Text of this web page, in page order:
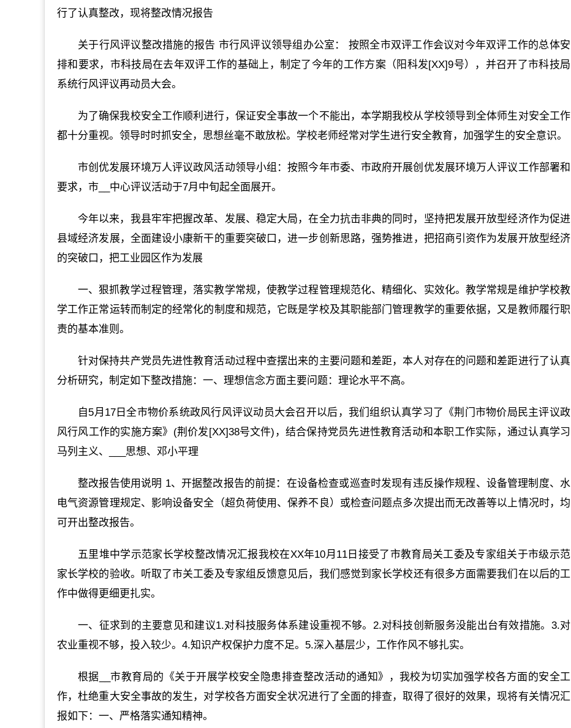
行了认真整改，现将整改情况报告
关于行风评议整改措施的报告 市行风评议领导组办公室： 按照全市双评工作会议对今年双评工作的总体安
排和要求，市科技局在去年双评工作的基础上，制定了今年的工作方案（阳科发[XX]9号），并召开了市科技局
系统行风评议再动员大会。
为了确保我校安全工作顺利进行，保证安全事故一个不能出，本学期我校从学校领导到全体师生对安全工作
都十分重视。领导时时抓安全，思想丝毫不敢放松。学校老师经常对学生进行安全教育，加强学生的安全意识。
市创优发展环境万人评议政风活动领导小组：按照今年市委、市政府开展创优发展环境万人评议工作部署和
要求，市__中心评议活动于7月中旬起全面展开。
今年以来，我县牢牢把握改革、发展、稳定大局，在全力抗击非典的同时，坚持把发展开放型经济作为促进
县域经济发展，全面建设小康新干的重要突破口，进一步创新思路，强势推进，把招商引资作为发展开放型经济
的突破口，把工业园区作为发展
一、狠抓教学过程管理，落实教学常规，使教学过程管理规范化、精细化、实效化。教学常规是维护学校教
学工作正常运转而制定的经常化的制度和规范，它既是学校及其职能部门管理教学的重要依据，又是教师履行职
责的基本准则。
针对保持共产党员先进性教育活动过程中查摆出来的主要问题和差距，本人对存在的问题和差距进行了认真
分析研究，制定如下整改措施：一、理想信念方面主要问题：理论水平不高。
自5月17日全市物价系统政风行风评议动员大会召开以后，我们组织认真学习了《荆门市物价局民主评议政
风行风工作的实施方案》(荆价发[XX]38号文件)，结合保持党员先进性教育活动和本职工作实际，通过认真学习
马列主义、___思想、邓小平理
整改报告使用说明 1、开据整改报告的前提：在设备检查或巡查时发现有违反操作规程、设备管理制度、水
电气资源管理规定、影响设备安全（超负荷使用、保养不良）或检查问题点多次提出而无改善等以上情况时，均
可开出整改报告。
五里堆中学示范家长学校整改情况汇报我校在XX年10月11日接受了市教育局关工委及专家组关于市级示范
家长学校的验收。听取了市关工委及专家组反馈意见后，我们感觉到家长学校还有很多方面需要我们在以后的工
作中做得更细更扎实。
一、征求到的主要意见和建议1.对科技服务体系建设重视不够。2.对科技创新服务没能出台有效措施。3.对
农业重视不够，投入较少。4.知识产权保护力度不足。5.深入基层少，工作作风不够扎实。
根据__市教育局的《关于开展学校安全隐患排查整改活动的通知》，我校为切实加强学校各方面的安全工
作，杜绝重大安全事故的发生，对学校各方面安全状况进行了全面的排查，取得了很好的效果，现将有关情况汇
报如下：一、严格落实通知精神。